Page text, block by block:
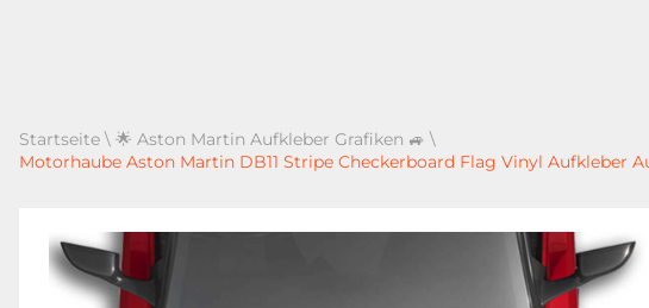
Startseite \ 🌟 Aston Martin Aufkleber Grafiken 🚙 \
Motorhaube Aston Martin DB11 Stripe Checkerboard Flag Vinyl Aufkleber